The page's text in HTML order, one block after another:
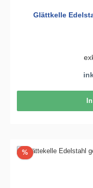
Glättkelle
%Rabatt